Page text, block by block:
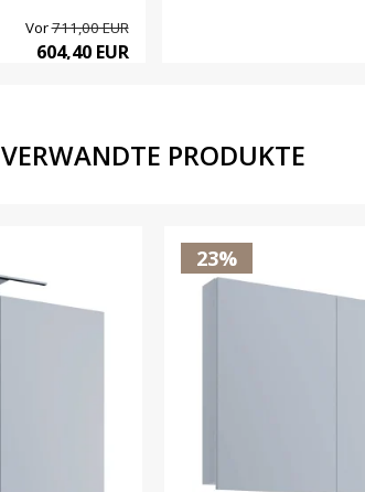
Vor711,00 EUR
604,40 EUR
VERWANDTE PRODUKTE
23%